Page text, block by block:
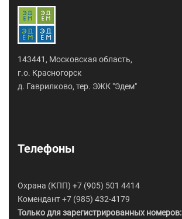
143441, Московская область,
г.о. Красногорск
д. Гаврилково, тер. ЭЖК "Эдем"
Телефоны
Охрана (КПП) +7 (905) 501 4414
Комендант +7 (985) 432-4179
Только для зарегистрированных номеров: